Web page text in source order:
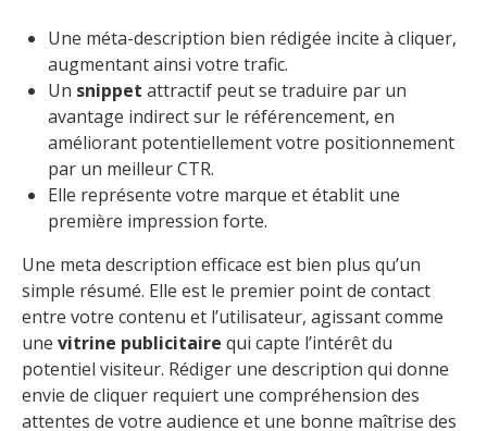
Une méta-description bien rédigée incite à cliquer,
augmentant ainsi votre trafic.
Un snippet attractif peut se traduire par un
avantage indirect sur le référencement, en
améliorant potentiellement votre positionnement
par un meilleur CTR.
Elle représente votre marque et établit une
première impression forte.
Une meta description efficace est bien plus qu’un
simple résumé. Elle est le premier point de contact
entre votre contenu et l’utilisateur, agissant comme
une vitrine publicitaire qui capte l’intérêt du
potentiel visiteur. Rédiger une description qui donne
envie de cliquer requiert une compréhension des
attentes de votre audience et une bonne maîtrise des